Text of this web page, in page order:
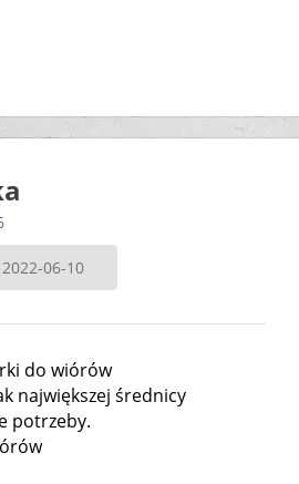
06-10
do wiórów
największej średnicy
potrzeby.